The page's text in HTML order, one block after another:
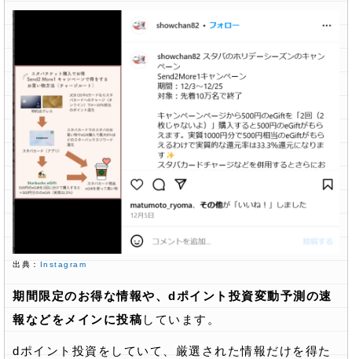
出典： Instagram
期間限定のお得な情報や、dポイント投資変動予測の速
報などをメインに投稿 しています。
dポイント投資をしていて、厳選された情報だけを得た